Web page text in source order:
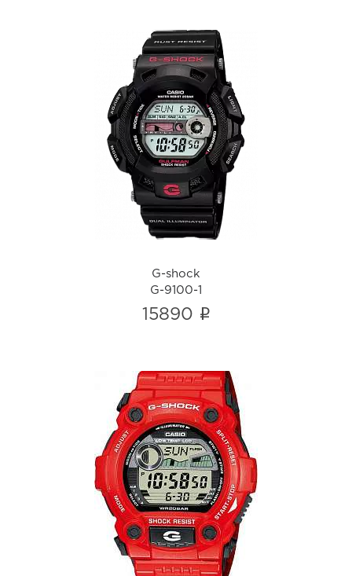
G-shock
G-9100-1
i
G-shock
G-9100-1
15890 i
G-shock
G-7900A-4
i